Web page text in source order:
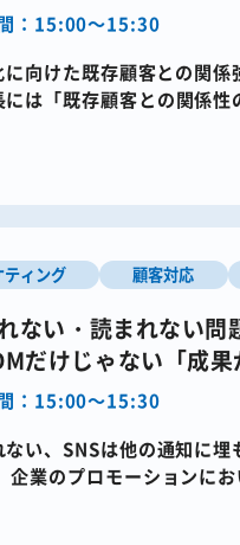
：15:00～15:30
に向けた既存顧客との関
は「既存顧客との関係
ティング 顧客対応
ない・読まれない
だけじゃない「成果
：15:00～15:30
い、SNSは他の通知に
業のプロモーションに